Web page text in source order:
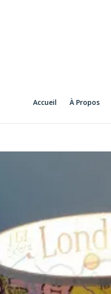
Accueil À Propos